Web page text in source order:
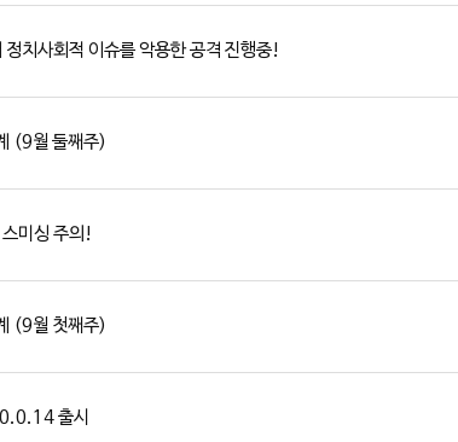
치사회적 이슈를 악용한 공격 진행중!
(9월 둘째주)
미싱 주의!
(9월 첫째주)
출시